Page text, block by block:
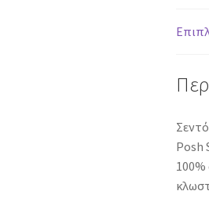
Posh